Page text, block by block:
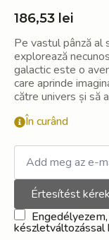
186,53 lei
Pe vastul pânză al
explorează
galactic este o
care aprinde
către univers și să
În curând
Értesítést kérek
készletváltozással